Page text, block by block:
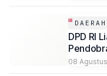
DPD RI
08